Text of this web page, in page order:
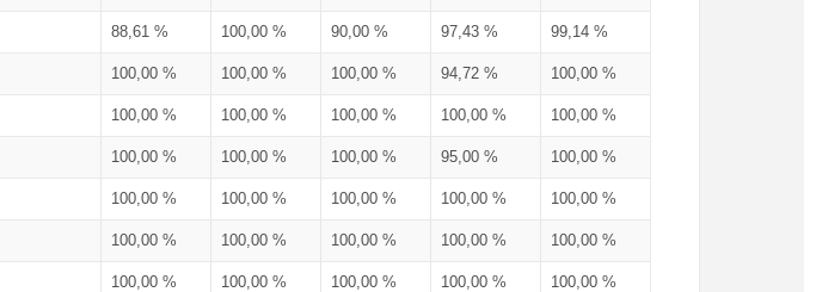
88,61 % 100,00 % 90,00 % 97,43 % 99,14 %
100,00 % 100,00 % 100,00 % 94,72 % 100,00 %
100,00 % 100,00 % 100,00 % 100,00 % 100,00 %
100,00 % 100,00 % 100,00 % 95,00 % 100,00 %
100,00 % 100,00 % 100,00 % 100,00 % 100,00 %
100,00 % 100,00 % 100,00 % 100,00 % 100,00 %
100,00 % 100,00 % 100,00 % 100,00 % 100,00 %